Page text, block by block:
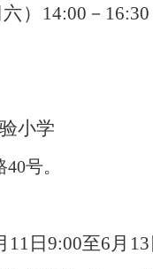
）14:00－
小学
号。
日9:00至6月